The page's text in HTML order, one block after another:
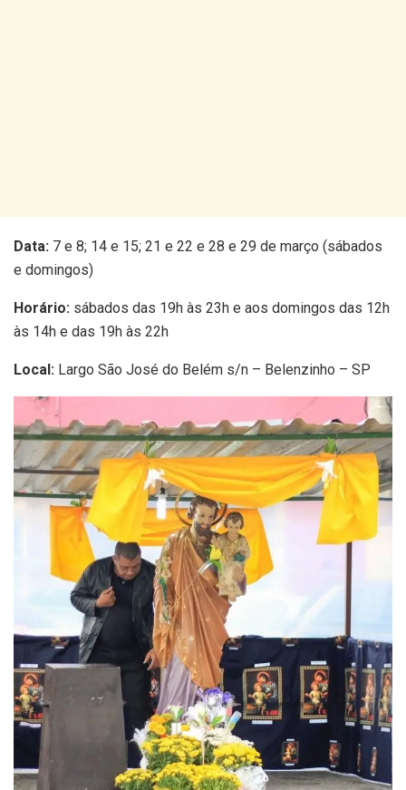
Data: 7 e 8; 14 e 15; 21 e 22 e 28 e 29 de março (sábados
e domingos)
Horário: sábados das 19h às 23h e aos domingos das 12h
às 14h e das 19h às 22h
Local: Largo São José do Belém s/n – Belenzinho – SP